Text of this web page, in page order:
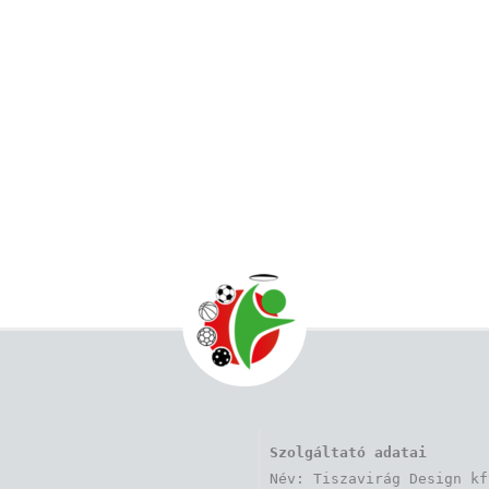
Szolgáltató adatai
Név: Tiszavirág Design